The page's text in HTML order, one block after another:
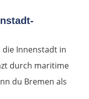
die Innenstadt in
durch maritime
du Bremen als